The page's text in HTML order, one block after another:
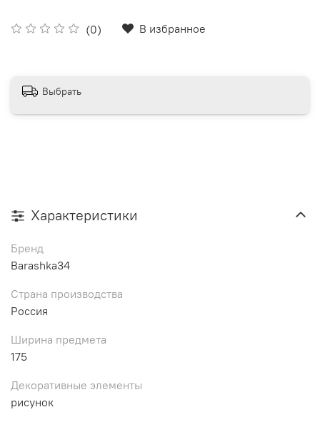
(0) В избранное
Выбрать
Характеристики
Бренд
Barashka34
Страна производства
Россия
Ширина предмета
175
Декоративные элементы
рисунок